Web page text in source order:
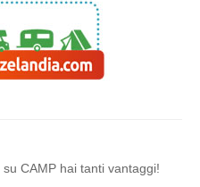
su CAMP hai tanti vantaggi!